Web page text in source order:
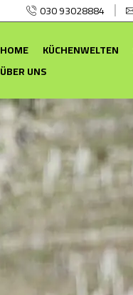
030 93028884
HOME KÜCHENWELTEN
ÜBER UNS